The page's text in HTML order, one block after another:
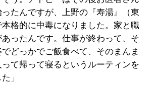
たんですが、上野の『寿湯』（東
格的に中毒になりました。家と職
ったんです。仕事が終わって、そ
どっかでご飯食べて、そのまんま
て帰って寝るというルーティンを
」